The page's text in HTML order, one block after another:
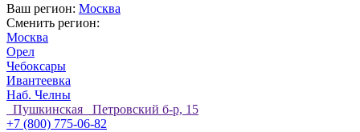
Ваш регион: Москва
Сменить регион:
Москва
Орел
Чебоксары
Ивантеевка
Наб. Челны
Пушкинская Петровский б-р, 15
+7 (800) 775-06-82